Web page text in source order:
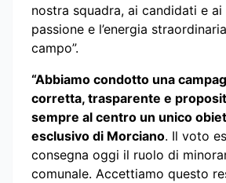
nostra squadra, ai candidati e
passione e l’energia
campo”.
“Abbiamo condotto una
corretta, trasparente e
sempre al centro un unico
esclusivo di Morciano. Il voto
consegna oggi il ruolo di
comunale. Accettiamo questo